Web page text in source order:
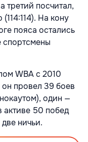
третий посчитал,
На кону
пояса остались
спортсмены
WBA с 2010
провел 39 боев
один —
активе 50 побед
ничьи.